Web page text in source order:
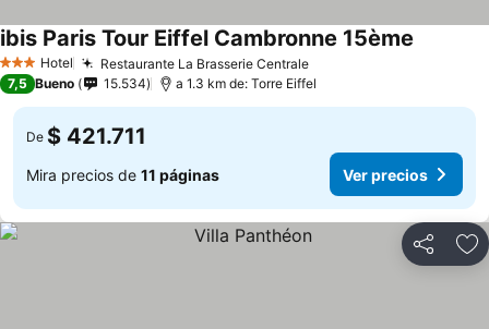
3 Estrellas
Hotel Restaurante La Brasserie CentraleVer precios
ibis Paris Tour Eiffel Cambronne 15ème
7,5 Bueno 15.534 a 1.3 km de: Torre Eiffel
De $ 421.711
Mira precios de 11 páginas Ver precios
Compartir